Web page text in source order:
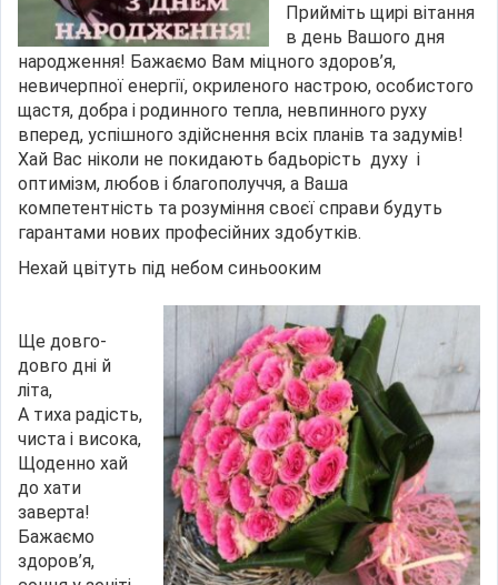
Прийміть щирі вітання
в день Вашого дня
народження! Бажаємо Вам міцного здоров’я,
невичерпної енергії, окриленого настрою, особистого
щастя, добра і родинного тепла, невпинного руху
вперед, успішного здійснення всіх планів та задумів!
Хай Вас ніколи не покидають бадьорість духу і
оптимізм, любов і благополуччя, а Ваша
компетентність та розуміння своєї справи будуть
гарантами нових професійних здобутків.
Нехай цвітуть під небом синьооким
Ще довго-
довго дні й
літа,
А тиха радість,
чиста і висока,
Щоденно хай
до хати
заверта!
Бажаємо
здоров’я,